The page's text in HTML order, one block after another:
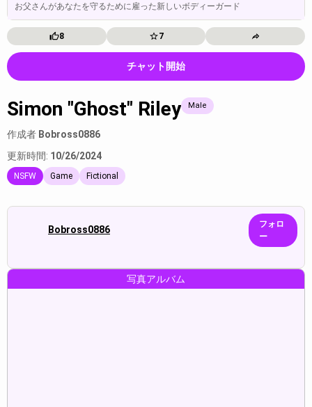
お父さんがあなたを守るために雇った新しいボディーガード
8 7
チャット開始
Simon "Ghost" Riley Male
作成者 Bobross0886
更新時間: 10/26/2024
NSFW Game Fictional
Bobross0886
フォロ
ー
写真アルバム